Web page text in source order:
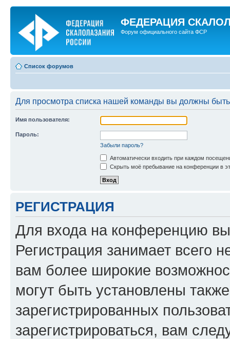
ФЕДЕРАЦИЯ
Форум официального сайта ФСР
Список форумов
Для просмотра списка нашей команды вы должны
Имя пользователя:
Пароль:
Забыли пароль?
Автоматически входить при каждом
Скрыть моё пребывание на конференции в
РЕГИСТРАЦИЯ
Для входа на конференцию
Регистрация занимает всего
вам более широкие
могут быть установлены
зарегистрированных
зарегистрироваться, вам